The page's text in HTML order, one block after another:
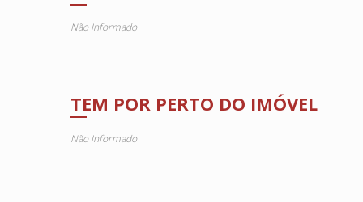
Não Informado
TEM POR PERTO DO IMÓVEL
Não Informado